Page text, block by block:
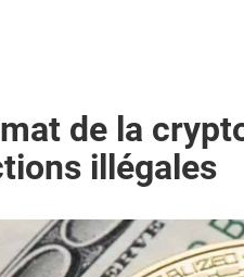
de la
illégales